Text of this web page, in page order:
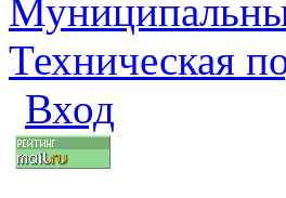
Техническая
Вход